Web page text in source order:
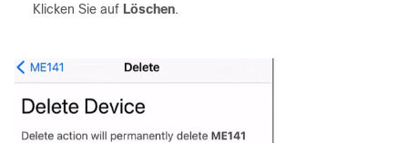
Klicken Sie auf Löschen.